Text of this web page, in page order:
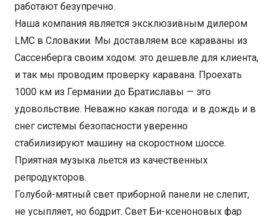
работают безупречно.
Наша компания является эксклюзивным дилером
LMC в Словакии. Мы доставляем все караваны из
Сассенберга своим ходом: это дешевле для клиента,
и так мы проводим проверку каравана. Проехать
1000 км из Германии до Братиславы — это
удовольствие. Неважно какая погода: и в дождь и в
снег системы безопасности уверенно
стабилизируют машину на скоростном шоссе.
Приятная музыка льется из качественных
репродукторов.
Голубой-мятный свет приборной панели не слепит,
не усыпляет, но бодрит. Свет Би-ксеноновых фар